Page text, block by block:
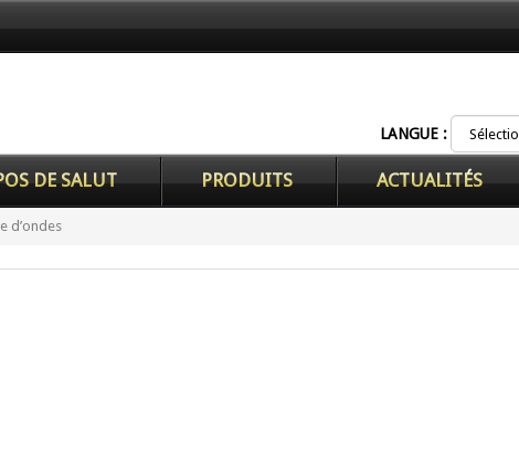
LANGUE :
DE SALUT PRODUITS ACTUALITÉS
d’ondes